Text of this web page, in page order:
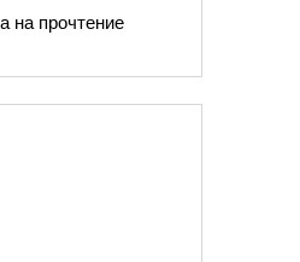
на прочтение